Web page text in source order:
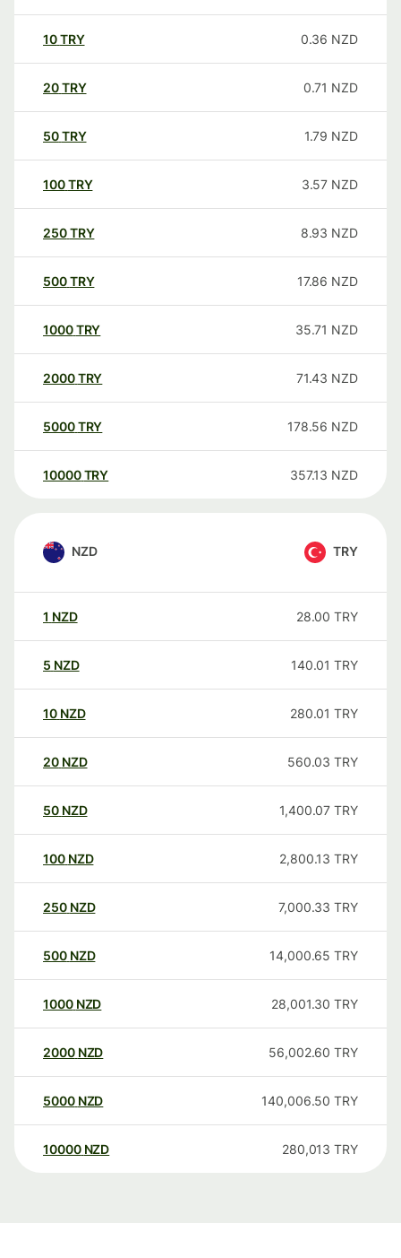
10TRY 0.36 NZD
20TRY 0.71 NZD
50TRY 1.79 NZD
100TRY 3.57 NZD
250TRY 8.93 NZD
500TRY 17.86 NZD
1000TRY 35.71 NZD
2000TRY 71.43 NZD
5000TRY 178.56 NZD
10000 TRY 357.13 NZD
NZD TRY
1 NZD 28.00 TRY
5 NZD 140.01 TRY
10 NZD 280.01 TRY
20 NZD 560.03 TRY
50 NZD 1,400.07 TRY
100 NZD 2,800.13 TRY
250 NZD 7,000.33 TRY
500 NZD 14,000.65 TRY
1000 NZD 28,001.30 TRY
2000 NZD 56,002.60 TRY
5000 NZD 140,006.50 TRY
10000 NZD 280,013 TRY